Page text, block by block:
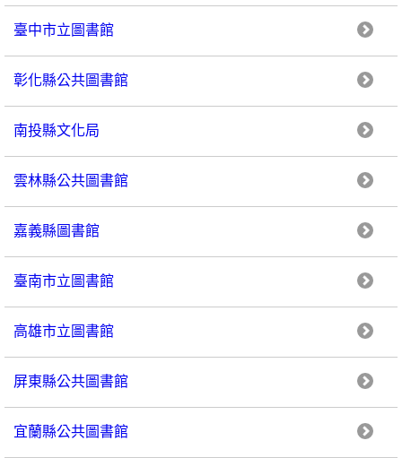
臺中市立圖書館
彰化縣公共圖書館
南投縣文化局
雲林縣公共圖書館
嘉義縣圖書館
臺南市立圖書館
高雄市立圖書館
屏東縣公共圖書館
宜蘭縣公共圖書館